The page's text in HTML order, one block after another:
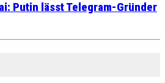
Putin lässt Telegram-Gründer